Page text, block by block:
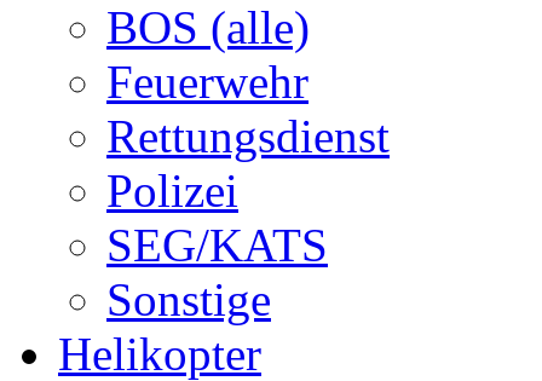
BOS (alle)
Feuerwehr
Rettungsdienst
Polizei
SEG/KATS
Sonstige
Helikopter